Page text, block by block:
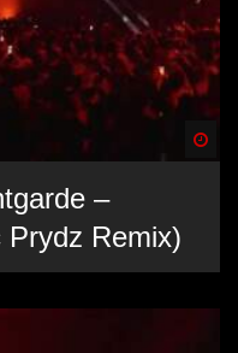
–
Prydz Remix)